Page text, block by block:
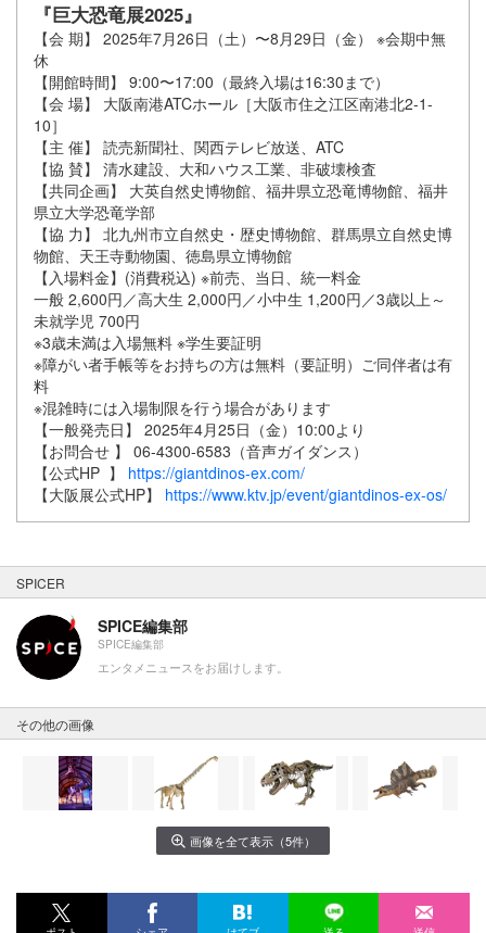
『巨大恐竜展2025』
【会 期】 2025年7月26日（土）〜8月29日（金） ※会期中無
休
【開館時間】 9:00〜17:00（最終入場は16:30まで）
【会 場】 大阪南港ATCホール［大阪市住之江区南港北2-1-
10］
【主 催】 読売新聞社、関西テレビ放送、ATC
【協 賛】 清水建設、大和ハウス工業、非破壊検査
【共同企画】 大英自然史博物館、福井県立恐竜博物館、福井
県立大学恐竜学部
【協 力】 北九州市立自然史・歴史博物館、群馬県立自然史博
物館、天王寺動物園、徳島県立博物館
【入場料金】(消費税込) ※前売、当日、統一料金
一般 2,600円／高大生 2,000円／小中生 1,200円／3歳以上～
未就学児 700円
※3歳未満は入場無料 ※学生要証明
※障がい者手帳等をお持ちの方は無料（要証明）ご同伴者は有
料
※混雑時には入場制限を行う場合があります
【一般発売日】 2025年4月25日（金）10:00より
【お問合せ 】 06-4300-6583（音声ガイダンス）
【公式HP 】 https://giantdinos-ex.com/
【大阪展公式HP】 https://www.ktv.jp/event/giantdinos-ex-os/
SPICER
SPICE編集部
SPICE編集部
エンタメニュースをお届けします。
その他の画像
画像を全て表示（5件）